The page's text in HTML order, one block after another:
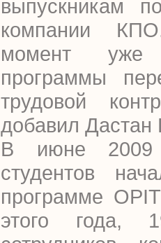
выпускникам
компании
момент уже
программы
трудовой
добавил Дастан
В июне
студентов
программе
этого года,